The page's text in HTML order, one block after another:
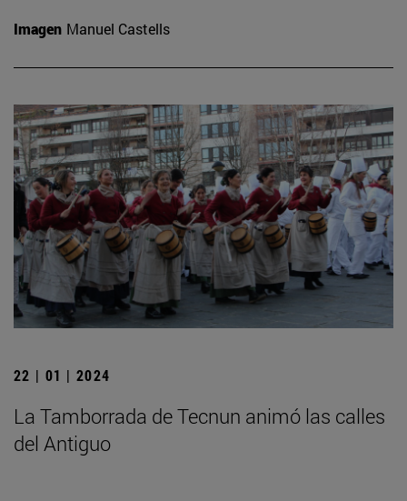
Imagen Manuel Castells
22 | 01 | 2024
La Tamborrada de Tecnun animó las calles
del Antiguo